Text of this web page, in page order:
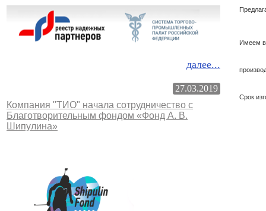
далее...
27.03.2019
Компания "ТИО" начала сотрудничество с
Благотворительным фондом «Фонд А. В.
Шипулина»
Имеем
Срок